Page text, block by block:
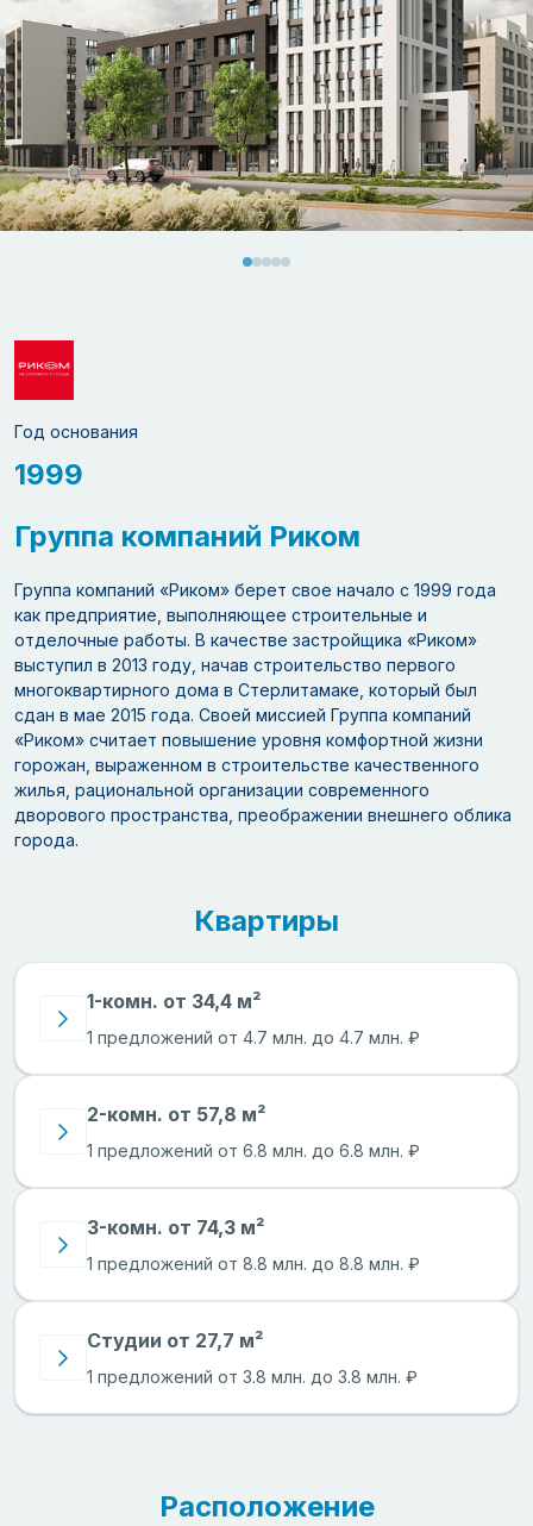
Год основания
1999
Группа компаний Риком
Группа компаний «Риком» берет свое начало с 1999 года
как предприятие, выполняющее строительные и
отделочные работы. В качестве застройщика «Риком»
выступил в 2013 году, начав строительство первого
многоквартирного дома в Стерлитамаке, который был
сдан в мае 2015 года. Своей миссией Группа компаний
«Риком» считает повышение уровня комфортной жизни
горожан, выраженном в строительстве качественного
жилья, рациональной организации современного
дворового пространства, преображении внешнего облика
города.
Квартиры
1-комн. от 34,4 м²
1 предложений от 4.7 млн. до 4.7 млн. ₽
2-комн. от 57,8 м²
1 предложений от 6.8 млн. до 6.8 млн. ₽
3-комн. от 74,3 м²
1 предложений от 8.8 млн. до 8.8 млн. ₽
Студии от 27,7 м²
1 предложений от 3.8 млн. до 3.8 млн. ₽
Расположение